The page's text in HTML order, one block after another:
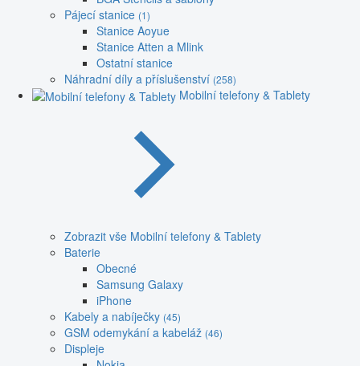
Pájecí stanice (1)
Stanice Aoyue
Stanice Atten a Mlink
Ostatní stanice
Náhradní díly a příslušenství (258)
Mobilní telefony & Tablety
Zobrazit vše Mobilní telefony & Tablety
Baterie
Obecné
Samsung Galaxy
iPhone
Kabely a nabíječky (45)
GSM odemykání a kabeláž (46)
Displeje